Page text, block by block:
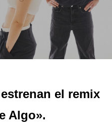
el remix
Algo».